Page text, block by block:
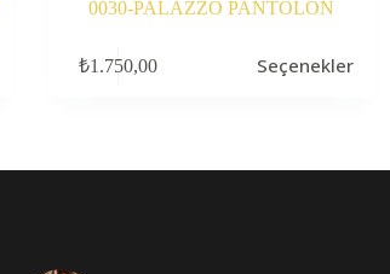
0030-PALAZZO PANTOLON
₺1.750,00 Seçenekler
ürünün
Seçenekler